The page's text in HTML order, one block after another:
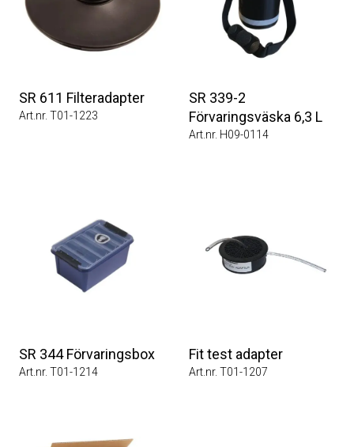
SR 611 Filteradapter
Art.nr. T01-1223
SR 339-2
Förvaringsväska 6,3 L
Art.nr. H09-0114
SR 344 Förvaringsbox
Art.nr. T01-1214
Fit test adapter
Art.nr. T01-1207